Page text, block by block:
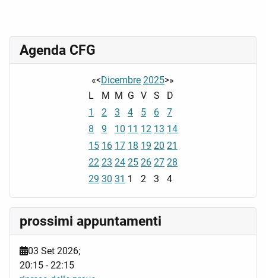
Agenda CFG
«<Dicembre 2025>»
L
M M G V S
D
1
2 3 4 5 6
7
8
9 10 11 12 13 14
15 16 17 18 19 20 21
22 23 24 25 26 27 28
29 30 31 1 2 3 4
prossimi appuntamenti
03 Set 2026;
20:15 -22:15